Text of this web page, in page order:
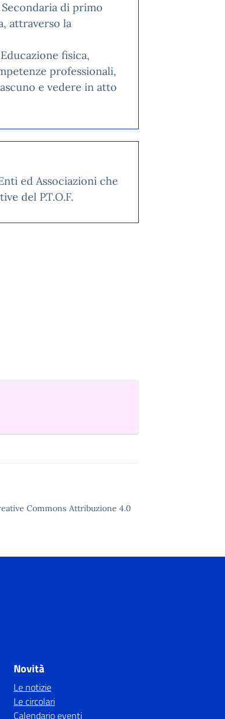
di primo
attraverso la
fisica,
professionali,
e vedere in atto
ed Associazioni che
del P.T.O.F.
Commons Attribuzione 4.0
Novità
Le notizie
Le circolari
Calendario eventi